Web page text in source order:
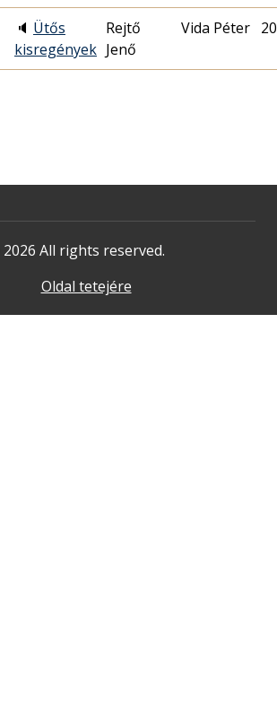
🔈 Ütős
kisregények
Rejtő
Jenő
Vida Péter
All rights reserved.
Oldal tetejére